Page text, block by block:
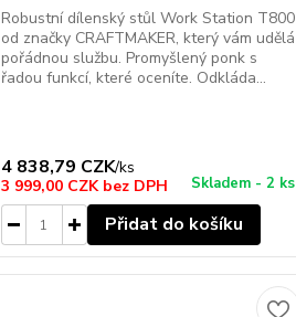
Robustní dílenský stůl Work Station T800
od značky CRAFTMAKER, který vám udělá
pořádnou službu. Promyšlený ponk s
řadou funkcí, které oceníte. Odkláda...
4 838,79 CZK/ks
3 999,00 CZK bez DPH Skladem - 2 ks
Přidat do košíku